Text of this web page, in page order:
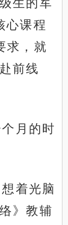
生的军
心课程
求，就
前线
月的时
着光脑
》教辅